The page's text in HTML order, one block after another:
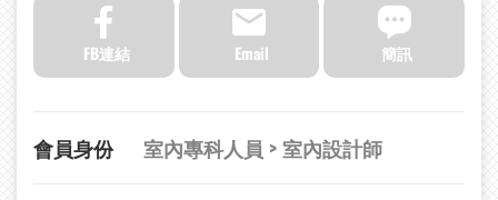
會員身份 室內專科人員 > 室內設計師
FB連結 Email 簡訊